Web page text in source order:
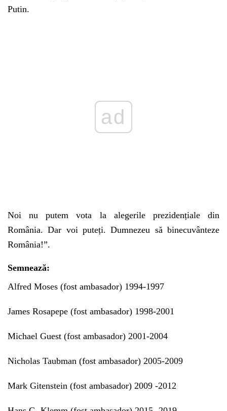
Putin.
ad
Noi nu putem vota la alegerile prezidențiale din
România. Dar voi puteți. Dumnezeu să binecuvânteze
România!”.
Semnează:
Alfred Moses (fost ambasador) 1994-1997
James Rosapepe (fost ambasador) 1998-2001
Michael Guest (fost ambasador) 2001-2004
Nicholas Taubman (fost ambasador) 2005-2009
Mark Gitenstein (fost ambasador) 2009 -2012